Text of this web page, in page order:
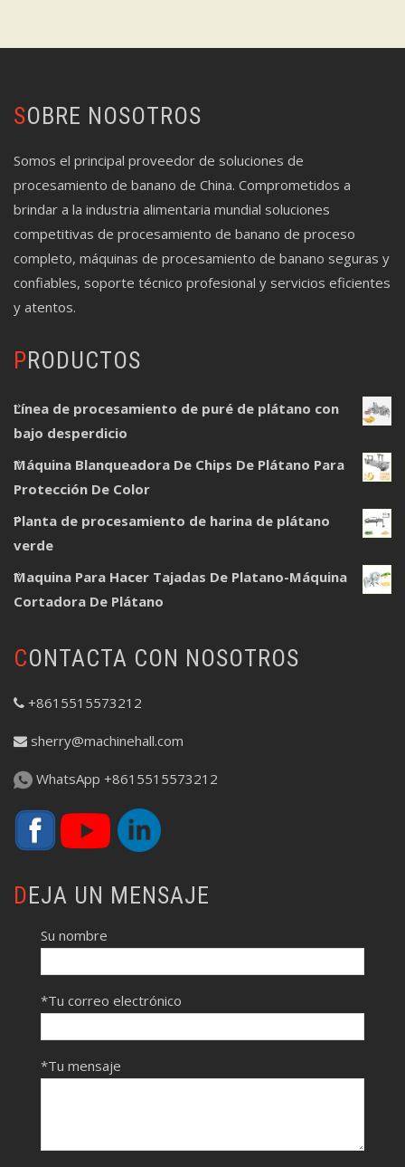
SOBRE NOSOTROS
Somos el principal proveedor de soluciones de
procesamiento de banano de China. Comprometidos a
brindar a la industria alimentaria mundial soluciones
competitivas de procesamiento de banano de proceso
completo, máquinas de procesamiento de banano seguras y
confiables, soporte técnico profesional y servicios eficientes
y atentos.
PRODUCTOS
Línea de procesamiento de puré de plátano con
bajo desperdicio
Máquina Blanqueadora De Chips De Plátano Para
Protección De Color
Planta de procesamiento de harina de plátano
verde
Maquina Para Hacer Tajadas De Platano-Máquina
Cortadora De Plátano
CONTACTA CON NOSOTROS
+8615515573212
sherry@machinehall.com
WhatsApp +8615515573212
DEJA UN MENSAJE
Su nombre
*Tu correo electrónico
*Tu mensaje